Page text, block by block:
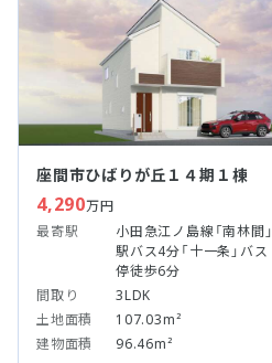
座間市ひばりが丘１４期１棟
4,290万円
最寄駅
小田急江ノ島線「南林間」
駅バス4分「十一条」バス
停徒歩6分
間取り
3LDK
土地面積
107.03m²
建物面積
96.46m²